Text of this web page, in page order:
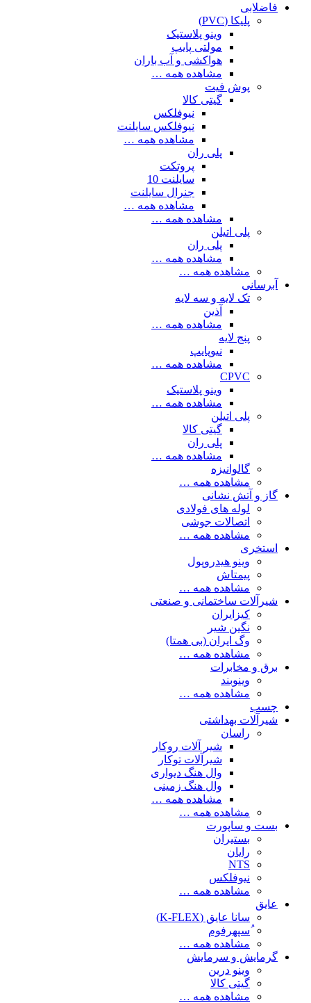
فاضلابی
پلیکا (PVC)
وینو پلاستیک
مولتی پایپ
هواکشی و آب باران
مشاهده همه …
پوش فیت
گیتی کالا
نیوفلکس
نیوفلکس سایلنت
مشاهده همه …
پلی ران
پروتکت
سایلنت 10
جنرال سایلنت
مشاهده همه …
مشاهده همه …
پلی اتیلن
پلی ران
مشاهده همه …
مشاهده همه …
آبرسانی
تک لایه و سه لایه
آذین
مشاهده همه …
پنج لایه
نیوپایپ
مشاهده همه …
CPVC
وینو پلاستیک
مشاهده همه …
پلی اتیلن
گیتی کالا
پلی ران
مشاهده همه …
گالوانیزه
مشاهده همه …
گاز و آتش نشانی
لوله های فولادی
اتصالات جوشی
مشاهده همه …
استخری
وینو هیدروپول
پیمتاش
مشاهده همه …
شیرآلات ساختمانی و صنعتی
کیزایران
نگین شیر
وگ ایران (بی همتا)
مشاهده همه …
برق و مخابرات
وینوبند
مشاهده همه …
چسب
شیرآلات بهداشتی
راسان
شیر آلات روکار
شیرآلات توکار
وال هنگ دیواری
وال هنگ زمینی
مشاهده همه …
مشاهده همه …
بست و ساپورت
بستیران
رایان
NTS
نیوفلکس
مشاهده همه …
عایق
سانا عایق (K-FLEX)
ُسپهرفوم
مشاهده همه …
گرمایش و سرمایش
وینو درین
گیتی کالا
مشاهده همه …